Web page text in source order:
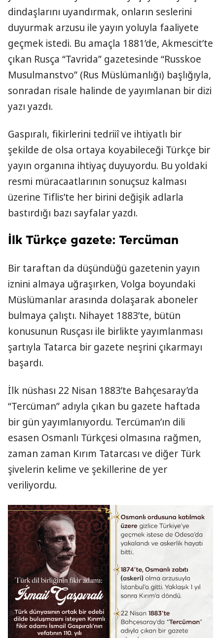
dindaşlarını uyandırmak, onların seslerini
duyurmak arzusu ile yayın yoluyla faaliyete
geçmek istedi. Bu amaçla 1881’de, Akmescit’te
çıkan Rusça “Tavrida” gazetesinde “Russkoe
Musulmanstvo” (Rus Müslümanlığı) başlığıyla,
sonradan risale halinde de yayımlanan bir dizi
yazı yazdı.
Gaspıralı, fikirlerini tedriiî ve ihtiyatlı bir
şekilde de olsa ortaya koyabileceği Türkçe bir
yayın organına ihtiyaç duyuyordu. Bu yoldaki
resmi müracaatlarının sonuçsuz kalması
üzerine Tiflis’te her birini değişik adlarla
bastırdığı bazı sayfalar yazdı.
İlk Türkçe gazete: Tercüman
Bir taraftan da düşündüğü gazetenin yayın
iznini almaya uğraşırken, Volga boyundaki
Müslümanlar arasında dolaşarak aboneler
bulmaya çalıştı. Nihayet 1883’te, bütün
konusunun Rusçası ile birlikte yayımlanması
şartıyla Tatarca bir gazete neşrini çıkarmayı
başardı.
İlk nüshası 22 Nisan 1883’te Bahçesaray’da
“Tercüman” adıyla çıkan bu gazete haftada
bir gün yayımlanıyordu. Tercüman’ın dili
esasen Osmanlı Türkçesi olmasına rağmen,
zaman zaman Kırım Tatarcası ve diğer Türk
şivelerin kelime ve şekillerine de yer
veriliyordu.